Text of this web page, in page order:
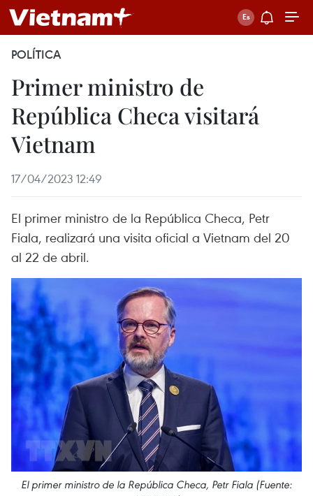
POLÍTICA
Primer ministro de
República Checa visitará
Vietnam
17/04/2023 12:49
El primer ministro de la República Checa, Petr
Fiala, realizará una visita oficial a Vietnam del 20
al 22 de abril.
El primer ministro de la República Checa, Petr Fiala (Fuente: